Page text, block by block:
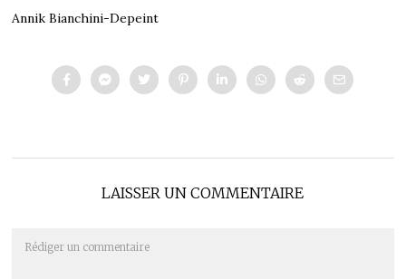
Annik Bianchini-Depeint
LAISSER UN COMMENTAIRE